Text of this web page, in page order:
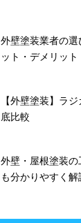
外壁塗装業者の選
ット・デメリット
【外壁塗装】ラ
底比較
外壁・屋根塗装
も分かりやすく解